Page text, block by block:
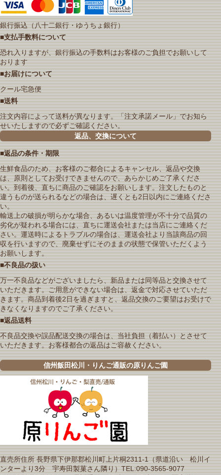
銀行振込（八十二銀行・ゆうちょ銀行）
■支払手数料について
恐れ入りますが、銀行振込の手数料はお客様のご負担でお願いして
おります
■お届けについて
クール宅急便
■送料
注文内容によって送料が異なります。「注文承諾メール」でお知ら
せいたしますので必ずご確認ください。
返品、交換について
■返品の条件・期限
生鮮食品のため、お客様のご都合によるキャンセル、返品や交換
は、原則としてお受けできませんので、あらかじめご了承くださ
い。到着後、直ちに商品のご確認をお願いします。注文したものと
違うものが送られるなどの場合は、遅くとも2日以内にご連絡くださ
い。
輸送上の破損が明らかな場合、あるいは温度管理が不十分で品質の
劣化が疑われる場合には、直ちに運送会社または当店にご連絡くだ
さい。運送時によるトラブルの場合は、運送会社より当該商品の回
収を行いますので、廃棄せずにそのままの状態で保管いただくよう
お願いします。
■不良品の扱い
万一不良品などがございましたら、新品または同等品と交換させて
いただきます。ご用意ができない場合は、返金で対応させていただ
きます。商品到着後2日を過ぎますと、返品交換のご要望はお受けで
きなくなりますのでご了承ください。
■返品送料
不良品交換や誤品配送交換の場合は、当社負担（着払い）とさせて
いただきます。お客様都合の返品はご容赦ください。
信州飯田松川・りんご通販の原りんご園
直売所住所 長野県下伊那郡松川町上片桐2311-1（県道沿い 松川イ
ンターより3分 宇寿田製菓さん隣り）TEL:090-3565-9077